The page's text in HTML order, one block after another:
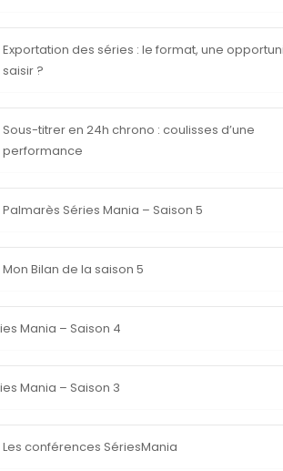
Exportation des séries : le format, une
saisir ?
Sous-titrer en 24h chrono : coulisses d’une
performance
Palmarès Séries Mania – Saison 5
Mon Bilan de la saison 5
Mania – Saison 4
Mania – Saison 3
Les conférences SériesMania